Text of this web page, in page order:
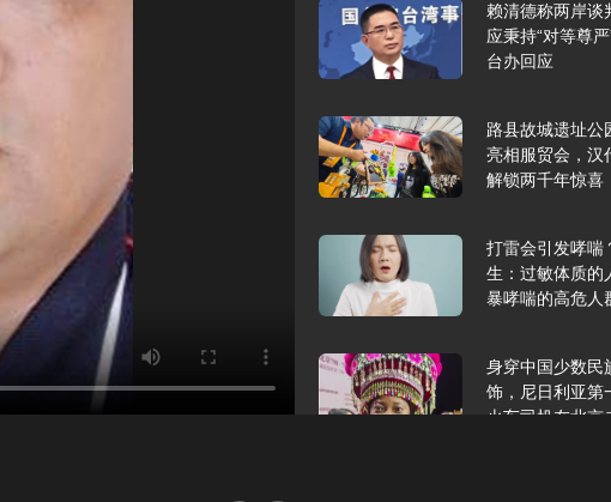
赖清德称两岸谈
应秉持“对等尊
台办回应
路县故城遗址公
亮相服贸会，汉
解锁两千年惊喜
打雷会引发哮喘
生：过敏体质的
暴哮喘的高危人
身穿中国少数民
饰，尼日利亚第
火车司机在北京